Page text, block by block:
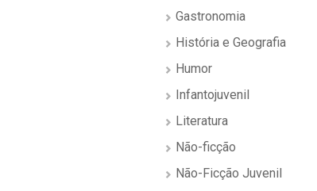
Gastronomia
História e Geografia
Humor
Infantojuvenil
Literatura
Não-ficção
Não-Ficção Juvenil